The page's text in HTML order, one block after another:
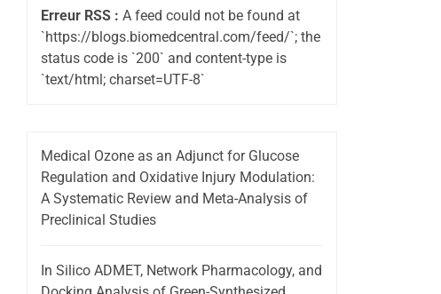
Erreur RSS : A feed could not be found at
`https://blogs.biomedcentral.com/feed/`; the
status code is `200` and content-type is
`text/html; charset=UTF-8`
Medical Ozone as an Adjunct for Glucose
Regulation and Oxidative Injury Modulation:
A Systematic Review and Meta-Analysis of
Preclinical Studies
In Silico ADMET, Network Pharmacology, and